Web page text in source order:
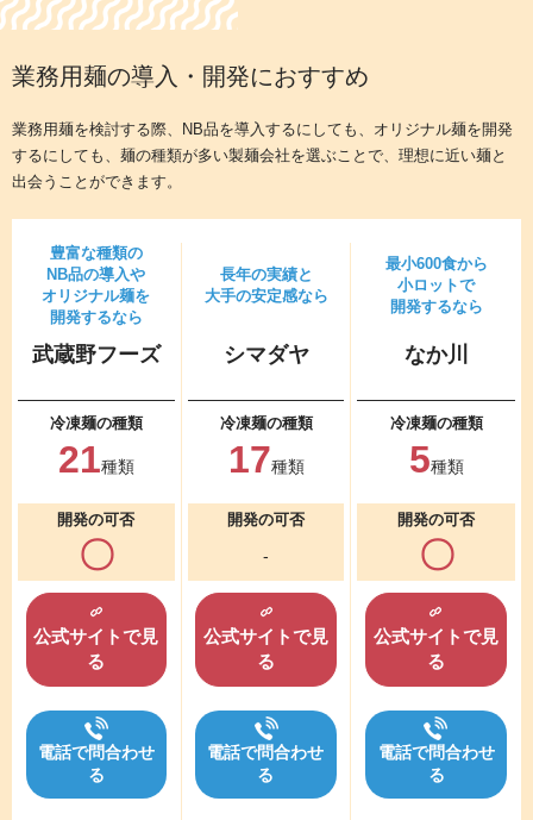
業務用麺の導入・開発におすすめ
業務用麺を検討する際、NB品を導入するにしても、オリジナル麺を開発
するにしても、 麺の種類が多い製麺会社を選ぶことで、理想に近い麺と
出会う ことができます。
豊富な種類の
NB品の導入や
オリジナル麺を
開発するなら
武蔵野フーズ
冷凍麺の種類
21種類
開発の可否
〇
公式サイトで見
る
電話で問合わせ
る
長年の実績と
大手の安定感なら
シマダヤ
冷凍麺の種類
17種類
開発の可否
-
公式サイトで見
る
電話で問合わせ
る
最小600食から
小ロットで
開発するなら
なか川
冷凍麺の種類
5種類
開発の可否
〇
公式サイトで見
る
電話で問合わせ
る